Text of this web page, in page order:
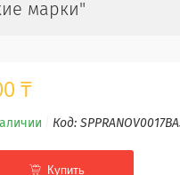
марки"
₸
Код:
Купить